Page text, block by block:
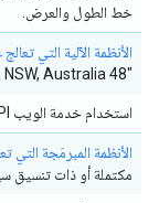
خط الطول والعرض.
الأنظمة الآلية التي
"48 Pirrama Rd, Pyrmont, NSW, Australia")
استخدام خدمة الويب Geocoding API
الأنظمة المبرمَجة
مكتملة أو ذات تنسيق